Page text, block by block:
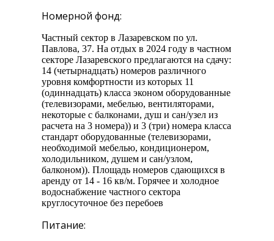
Номерной фонд:
Частный сектор в Лазаревском по ул.
Павлова, 37. На отдых в 2024 году в частном
секторе Лазаревского предлагаются на сдачу:
14 (четырнадцать) номеров различного
уровня комфортности из которых 11
(одиннадцать) класса эконом оборудованные
(телевизорами, мебелью, вентиляторами,
некоторые с балконами, душ и сан/узел из
расчета на 3 номера)) и 3 (три) номера класса
стандарт оборудованные (телевизорами,
необходимой мебелью, кондиционером,
холодильником, душем и сан/узлом,
балконом)). Площадь номеров сдающихся в
аренду от 14 - 16 кв/м. Горячее и холодное
водоснабжение частного сектора
круглосуточное без перебоев
Питание: